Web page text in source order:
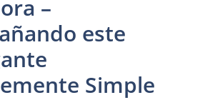
–
este
Simple